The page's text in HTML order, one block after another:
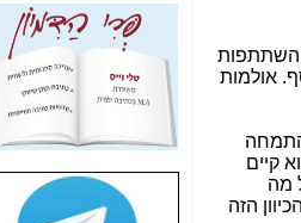
השתתפות
אולמות
קיים
מה
הזה
"יש אפליה בחקירה"?
חשיפה: למה השר
משה כחלון לא נחקר
עד היום? -
כאן
חשיפת חשד לשחיתות
הדומה לזו של "תיק
הסלולר -כאן